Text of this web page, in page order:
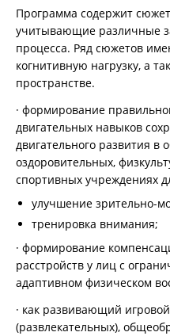
Программа содержит
учитывающие различные
процесса. Ряд сюжетов
когнитивную нагрузку, а
пространстве.
· формирование
двигательных навыков
двигательного развития в
оздоровительных,
спортивных учреждениях
улучшение зрительно-
тренировка внимания;
· формирование
расстройств у лиц с
адаптивном физическом
· как развивающий
(развлекательных),